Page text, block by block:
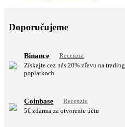
Doporučujeme
Binance
Recenzia
Získajte cez nás 20% zľavu na trading
poplatkoch
Coinbase
Recenzia
5€ zdarma za otvorenie účtu